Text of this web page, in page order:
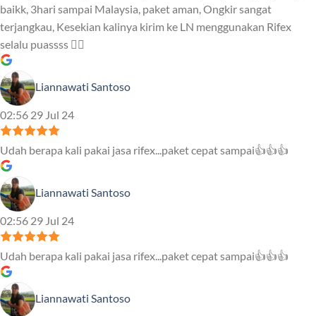
baikk, 3hari sampai Malaysia, paket aman, Ongkir sangat
terjangkau, Kesekian kalinya kirim ke LN menggunakan Rifex
selalu puassss ❤️‍🔥
Liannawati Santoso
02:56 29 Jul 24
Udah berapa kali pakai jasa rifex...paket cepat sampai👍👍👍
Liannawati Santoso
02:56 29 Jul 24
Udah berapa kali pakai jasa rifex...paket cepat sampai👍👍👍
Liannawati Santoso